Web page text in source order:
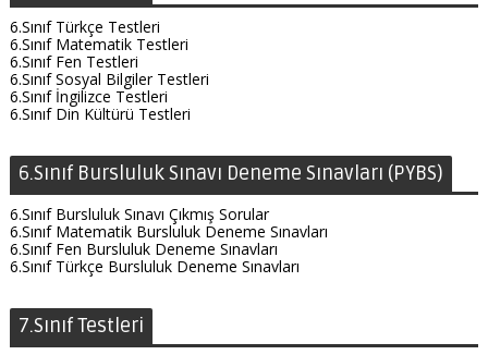
6.Sınıf Türkçe Testleri
6.Sınıf Matematik Testleri
6.Sınıf Fen Testleri
6.Sınıf Sosyal Bilgiler Testleri
6.Sınıf İngilizce Testleri
6.Sınıf Din Kültürü Testleri
6.Sınıf Bursluluk Sınavı Deneme Sınavları (PYBS)
6.Sınıf Bursluluk Sınavı Çıkmış Sorular
6.Sınıf Matematik Bursluluk Deneme Sınavları
6.Sınıf Fen Bursluluk Deneme Sınavları
6.Sınıf Türkçe Bursluluk Deneme Sınavları
7.Sınıf Testleri